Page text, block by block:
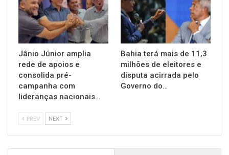
Jânio Júnior amplia
rede de apoios e
consolida pré-
campanha com
lideranças nacionais…
Bahia terá mais de 11,3
milhões de eleitores e
disputa acirrada pelo
Governo do…
PREV NEXT